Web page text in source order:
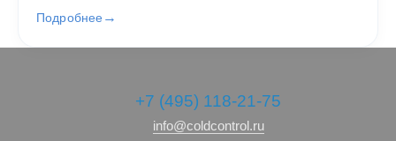
Подробнее
+7 (495) 118-21-75
info@coldcontrol.ru